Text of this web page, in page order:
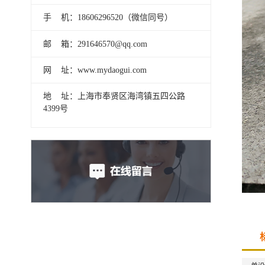
手 机：18606296520（微信同号）
邮 箱：291646570@qq.com
网 址：www.mydaogui.com
地 址：上海市奉贤区海湾镇五四公路
4399号